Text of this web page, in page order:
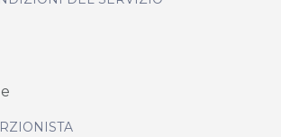
sull'offerta o sulle modalità di